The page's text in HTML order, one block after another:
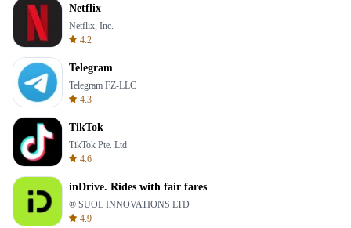
Netflix
Netflix, Inc.
4.2
Telegram
Telegram FZ-LLC
4.3
TikTok
TikTok Pte. Ltd.
4.6
inDrive. Rides with fair fares
® SUOL INNOVATIONS LTD
4.9